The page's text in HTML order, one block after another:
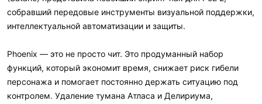
собравший передовые инструменты визуальной поддержки,
интеллектуальной автоматизации и защиты.
Phoenix — это не просто чит. Это продуманный набор
функций, который экономит время, снижает риск гибели
персонажа и помогает постоянно держать ситуацию под
контролем. Удаление тумана Атласа и Делириума,